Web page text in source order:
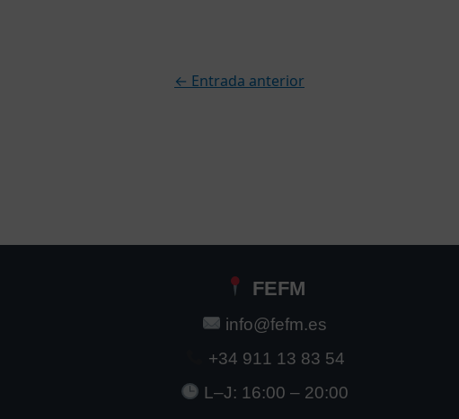
← Entrada anterior
FEFM
info@fefm.es
+34 911 13 83 54
L–J: 16:00 – 20:00